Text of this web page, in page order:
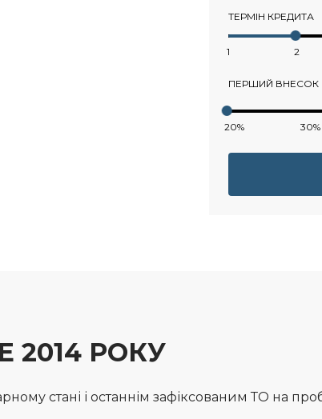
ТЕРМІН КРЕДИТА
1 2
ПЕРШИЙ ВНЕСОК
20% 30%
2014 РОКУ
стані і останнім зафіксованим ТО на